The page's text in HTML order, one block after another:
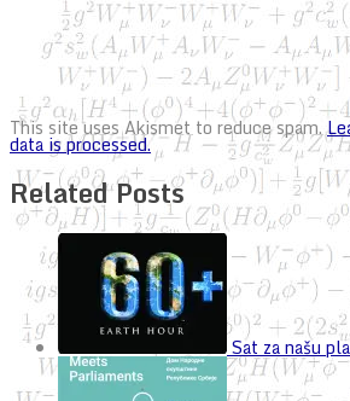
This site uses Akismet to reduce spam.
data is processed.
Related Posts
Sat za našu